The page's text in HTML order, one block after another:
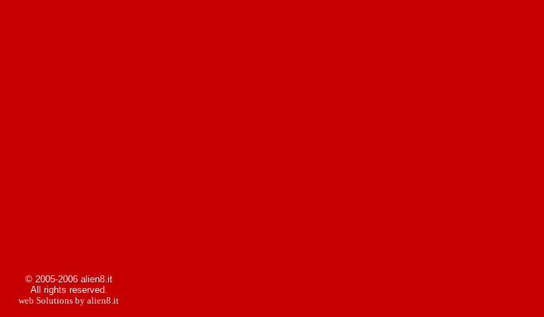
© 2005-2006 alien8.it
All rights reserved.
web Solutions by alien8.it